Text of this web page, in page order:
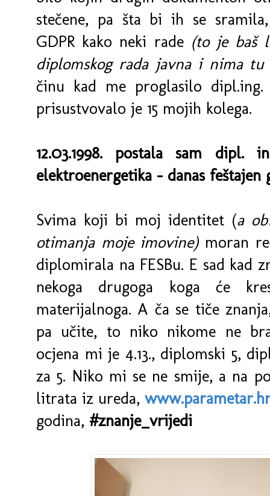
stečene, pa šta bi ih se
GDPR kako neki rade (to je baš
diplomskog rada javna i nima
činu kad me proglasilo dipl.ing.
prisustvovalo je 15 mojih kolega.
12.03.1998. postala sam dipl.
elektroenergetika - danas
Svima koji bi moj identitet (a
otimanja moje imovine) moran
diplomirala na FESBu. E sad kad
nekoga drugoga koga će
materijalnoga. A ča se tiče
pa učite, to niko nikome ne
ocjena mi je 4.13., diplomski 5,
za 5. Niko mi se ne smije, a na
litrata iz ureda,
godina, #znanje_vrijedi